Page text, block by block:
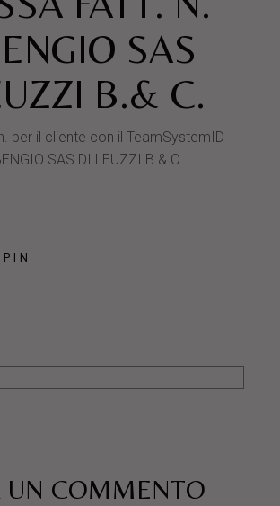
SAS
B.& C.
per il cliente con il TeamSystemID
SAS DI LEUZZI B.& C.
PIN
UN COMMENTO